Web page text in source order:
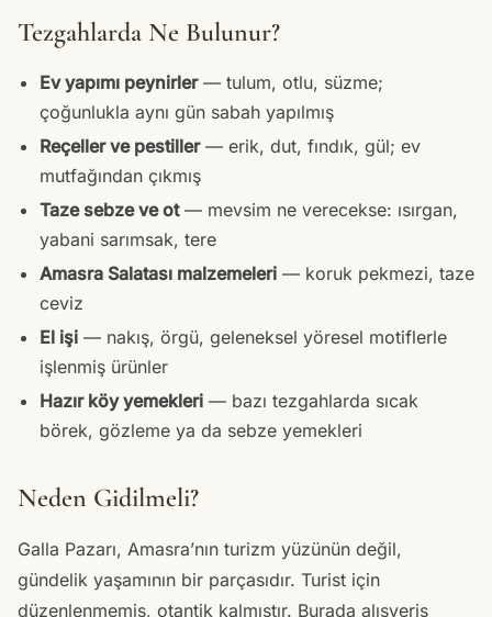
Tezgahlarda Ne Bulunur?
Ev yapımı peynirler— tulum, otlu, süzme;
çoğunlukla aynı gün sabah yapılmış
Reçeller ve pestiller— erik, dut, fındık, gül; ev
mutfağından çıkmış
Taze sebze ve ot— mevsim ne verecekse: ısırgan,
yabani sarımsak, tere
Amasra Salatası malzemeleri — koruk pekmezi, taze
ceviz
El işi — nakış, örgü, geleneksel yöresel motiflerle
işlenmiş ürünler
Hazır köy yemekleri — bazı tezgahlarda sıcak
börek, gözleme ya da sebze yemekleri
Neden Gidilmeli?
Galla Pazarı, Amasra’nın turizm yüzünün değil,
gündelik yaşamının bir parçasıdır. Turist için
düzenlenmemiş, otantik kalmıştır. Burada alışveriş